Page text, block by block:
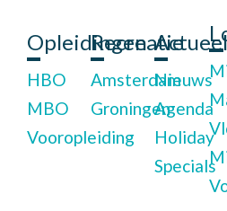
Opleidingen
HBO
MBO
Vooropleiding
Recreatie
Amsterdam
Groningen
Actueel
Nieuws
Agenda
Holiday
Specials